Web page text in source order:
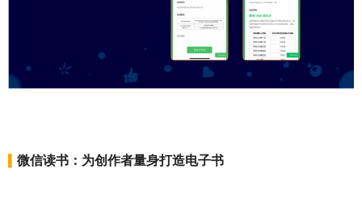
▍ 微信读书： 为创作者量身打造电子书